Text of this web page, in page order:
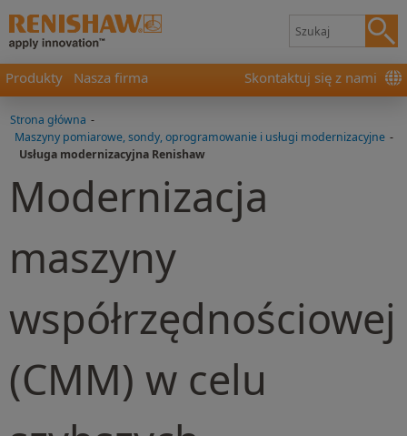
Produkty Nasza firma Skontaktuj się z nami
Strona główna -
Maszyny pomiarowe, sondy, oprogramowanie i usługi modernizacyjne -
Usługa modernizacyjna Renishaw
Modernizacja
maszyny
współrzędnościowej
(CMM) w celu